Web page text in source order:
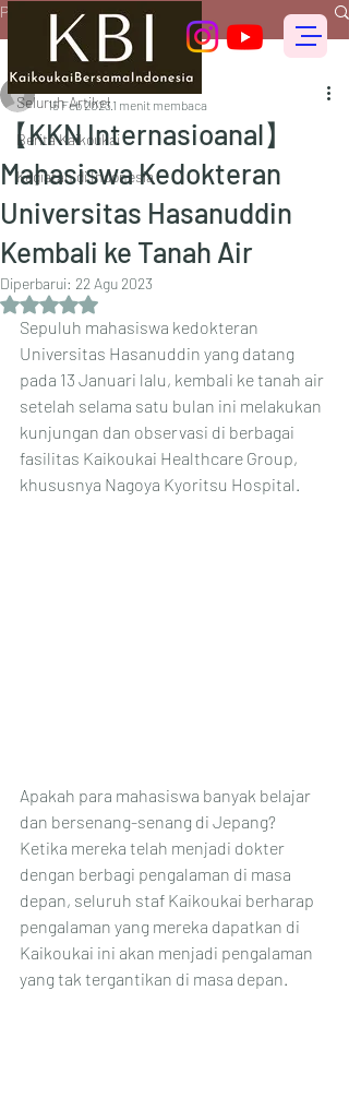
Postingan
Seluruh Artikel
Berita Kaikoukai
Kegiatan di Indonesia
Seluruh Artikel
【KKN Internasioanal】
Mahasiswa Kedokteran
Universitas Hasanuddin
Kembali ke Tanah Air
偕行会 for foreigners
15 Feb 2023 1 menit membaca
Diperbarui: 22 Agu 2023
Dinilai NaN dari 5 bintang.
Sepuluh mahasiswa kedokteran
Universitas Hasanuddin yang datang
pada 13 Januari lalu, kembali ke tanah air
setelah selama satu bulan ini melakukan
kunjungan dan observasi di berbagai
fasilitas Kaikoukai Healthcare Group,
khususnya Nagoya Kyoritsu Hospital.
Apakah para mahasiswa banyak belajar
dan bersenang-senang di Jepang?
Ketika mereka telah menjadi dokter
dengan berbagi pengalaman di masa
depan, seluruh staf Kaikoukai berharap
pengalaman yang mereka dapatkan di
Kaikoukai ini akan menjadi pengalaman
yang tak tergantikan di masa depan.